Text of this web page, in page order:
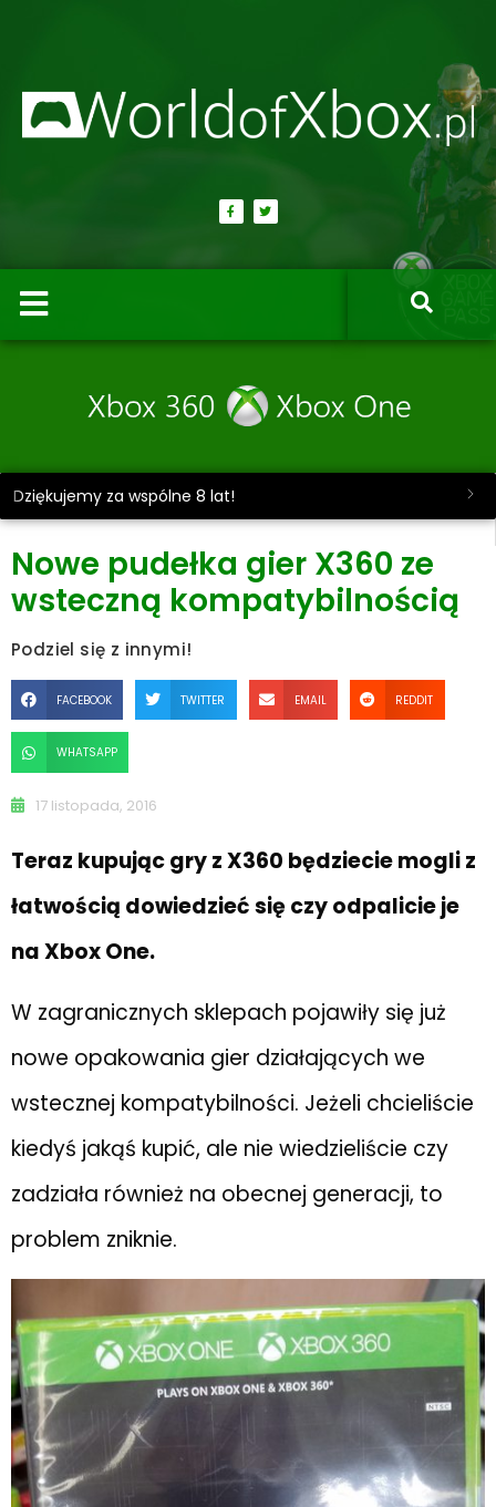
Dziękujemy za wspólne 8 lat!
Nowe pudełka gier X360 ze
wsteczną kompatybilnością
Podziel się z innymi!
FACEBOOK TWITTER EMAIL REDDIT
WHATSAPP
17 listopada, 2016
Teraz kupując gry z X360 będziecie mogli z
łatwością dowiedzieć się czy odpalicie je
na Xbox One.
W zagranicznych sklepach pojawiły się już
nowe opakowania gier działających we
wstecznej kompatybilności. Jeżeli chcieliście
kiedyś jakąś kupić, ale nie wiedzieliście czy
zadziała również na obecnej generacji, to
problem zniknie.